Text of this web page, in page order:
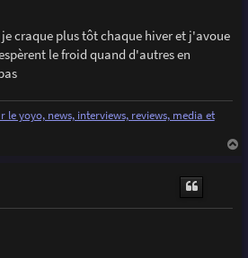
craque plus tôt chaque hiver et j'avoue
le froid quand d'autres en
le yoyo, news, interviews, reviews, media et